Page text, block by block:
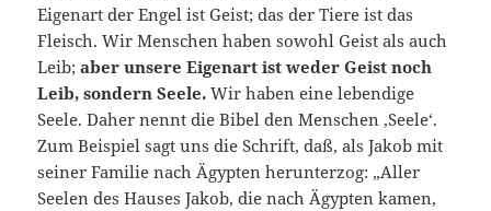
Eigenart der Engel ist Geist; das der Tiere ist das
Fleisch. Wir Menschen haben sowohl Geist als auch
Leib;aber unsere Eigenart ist weder Geist noch
Leib, sondern Seele. Wir haben eine lebendige
Seele. Daher nennt die Bibel den Menschen ,Seele‘.
Zum Beispiel sagt uns die Schrift, daß, als Jakob mit
seiner Familie nach Ägypten herunterzog: „Aller
Seelen des Hauses Jakob, die nach Ägypten kamen,